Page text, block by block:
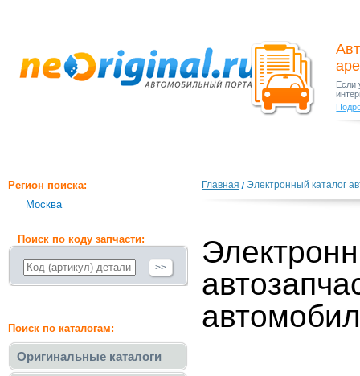
Если
Регион поиска:
Москва_
Поиск по коду запчасти:
>>
Поиск по каталогам:
Оригинальные каталоги
Главная Электронный каталог